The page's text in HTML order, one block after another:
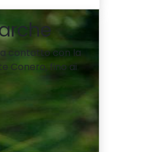
contatto con la
Conero, fino ai